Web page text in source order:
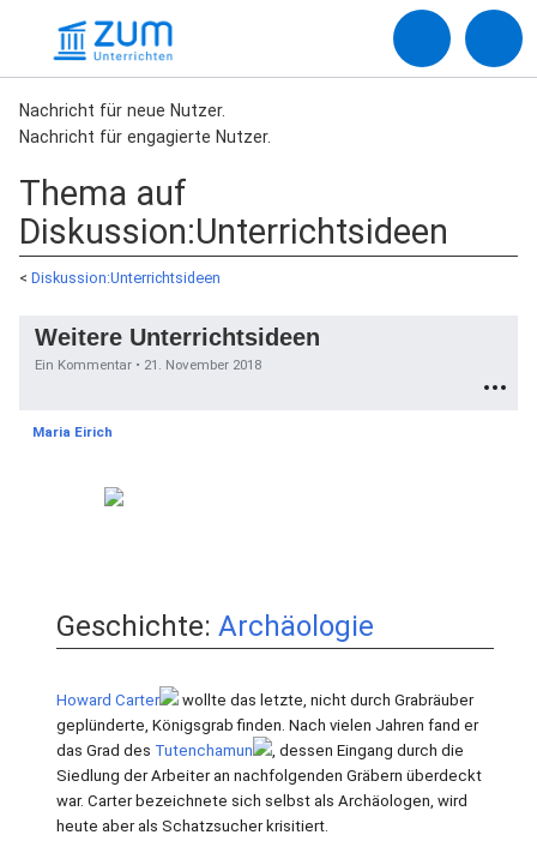
Nachricht für neue Nutzer.
Nachricht für engagierte Nutzer.
Thema auf
Diskussion:Unterrichtsideen
< Diskussion:Unterrichtsideen
Weitere Unterrichtsideen
Ein Kommentar • 21. November 2018
Maria Eirich
Geschichte:Archäologie
Howard Carter
wollte das letzte, nicht durch Grabräuber
geplünderte, Königsgrab finden. Nach vielen Jahren fand er
das Grad des Tutenchamun
, dessen Eingang durch die
Siedlung der Arbeiter an nachfolgenden Gräbern überdeckt
war. Carter bezeichnete sich selbst als Archäologen, wird
heute aber als Schatzsucher krisitiert.